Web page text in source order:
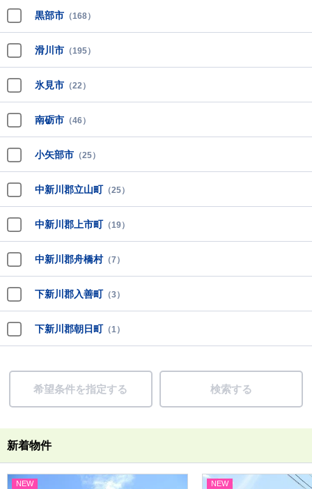
黒部市 （168）
滑川市 （195）
氷見市 （22）
南砺市 （46）
小矢部市 （25）
中新川郡立山町 （25）
中新川郡上市町 （19）
中新川郡舟橋村（7）
下新川郡入善町 （3）
下新川郡朝日町 （1）
希望条件を指定する 検索する
新着物件
NEW NEW